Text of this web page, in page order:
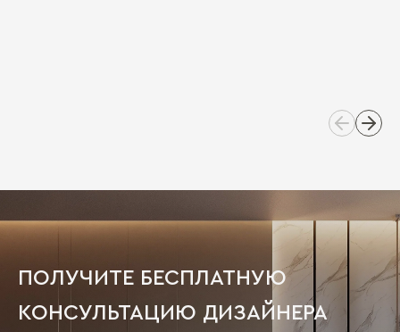
ПОЛУЧИТЕ БЕСПЛАТНУЮ
КОНСУЛЬТАЦИЮ ДИЗАЙНЕРА